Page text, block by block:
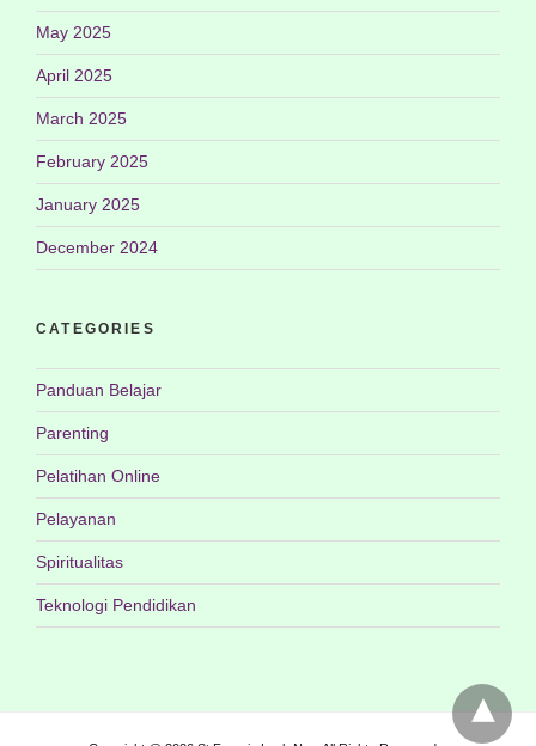
May 2025
April 2025
March 2025
February 2025
January 2025
December 2024
CATEGORIES
Panduan Belajar
Parenting
Pelatihan Online
Pelayanan
Spiritualitas
Teknologi Pendidikan